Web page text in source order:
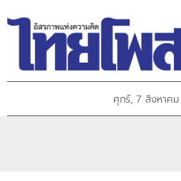
ศุกร์, 7 สิงหาค